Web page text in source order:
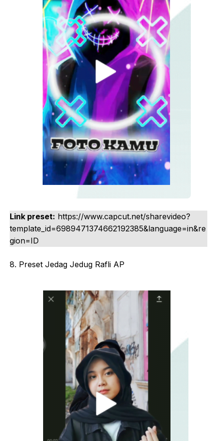
Link preset: https://www.capcut.net/sharevideo?
template_id=6989471374662192385&language=in&re
gion=ID
8. Preset Jedag Jedug Rafli AP